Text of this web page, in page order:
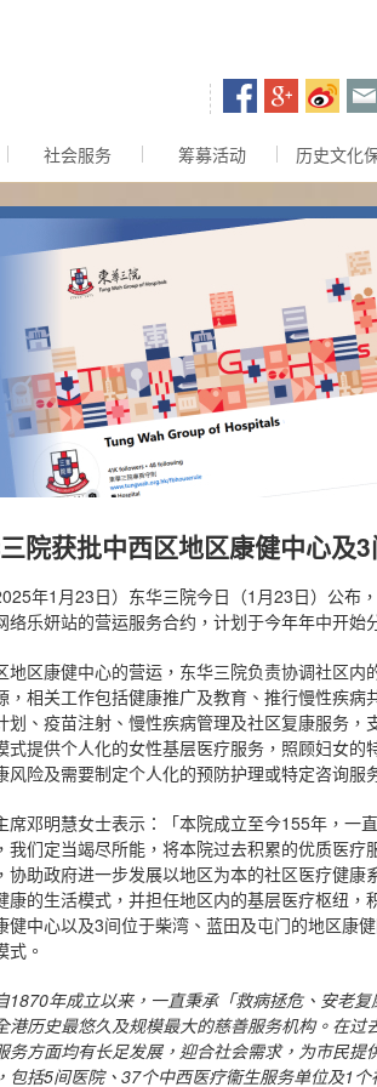
社会服务 筹募活动 历史文化
院获批中西区地区康健中心及
年1月23日）东华三院今日（1月23日）公
络乐妍站的营运服务合约，计划于今年年中开始
地区康健中心的营运，东华三院负责协调社区
，相关工作包括健康推广及教育、推行慢性疾
划、疫苗注射、慢性疾病管理及社区复康服务
式提供个人化的女性基层医疗服务，照顾妇女
风险及需要制定个人化的预防护理或特定咨询服
席邓明慧女士表示：「本院成立至今155年，一
我们定当竭尽所能，将本院过去积累的优质医
协助政府进一步发展以地区为本的社区医疗健
康的生活模式，并担任地区内的基层医疗枢纽
健中心以及3间位于柴湾、蓝田及屯门的地区康
式。
1870年成立以来，一直秉承「救病拯危、安老
港历史最悠久及规模最大的慈善服务机构。在
务方面均有长足发展，迎合社会需求，为市民
包括5间医院、 37个中西医疗衞生服务单位及1个